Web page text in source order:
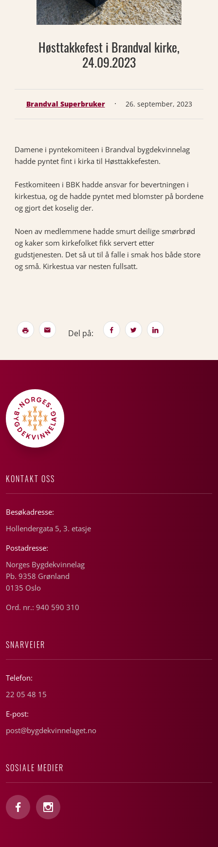
Høsttakkefest i Brandval kirke,
24.09.2023
Brandval Superbruker · 26. september, 2023
Damene i pyntekomiteen i Brandval bygdekvinnelag
hadde pyntet fint i kirka til Høsttakkefesten.
Festkomiteen i BBK hadde ansvar for bevertningen i
kirkestua, og de hadde pyntet med blomster på bordene
og gjort det koselig der.
Noen av medlemmene hadde smurt deilige smørbrød
og kaker som kirkefolket fikk servert etter
gudstjenesten. Det så ut til å falle i smak hos både store
og små. Kirkestua var nesten fullsatt.
Del på:
KONTAKT OSS
Besøkadresse:
Hollendergata 5, 3. etasje
Postadresse:
Norges Bygdekvinnelag
Pb. 9358 Grønland
0135 Oslo
Ord. nr.: 940 590 310
SNARVEIER
Telefon:
22 05 48 15
E-post:
post@bygdekvinnelaget.no
SOSIALE MEDIER